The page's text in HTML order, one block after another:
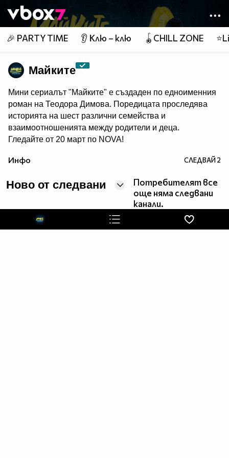
👾
🎉 PARTY TIME 👂 Клю – клю 🪀CHILL ZONE
Майките
Мини сериалът "Майките" е създаден по едноименния
роман на Теодора Димова. Поредицата проследява
историята на шест различни семейства и
взаимоотношенията между родители и деца.
Гледайте от 20 март по NOVA!
Инфо СЛЕДВАЙ2
Ново от следвани
Потребителят все
още няма следвани
канали.